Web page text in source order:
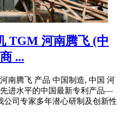
TGM 河南腾飞 (中
...
南腾飞 产品 中国制造, 中国 河
进水平的中国最新专利产品—
公司专家多年潜心研制及创新性